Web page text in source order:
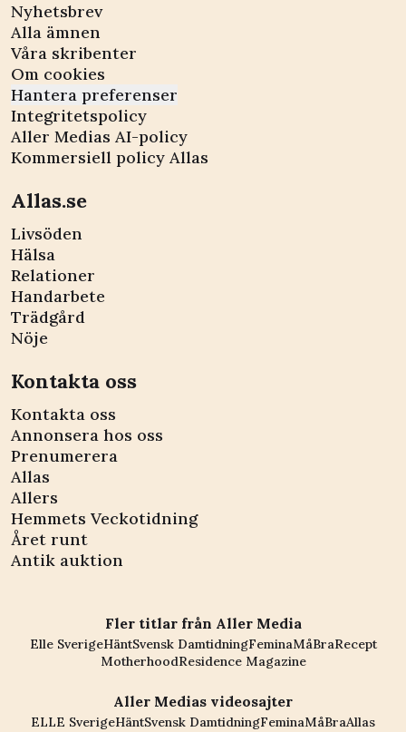
Nyhetsbrev
Alla ämnen
Våra skribenter
Om cookies
Hantera preferenser
Integritetspolicy
Aller Medias AI-policy
Kommersiell policy Allas
Allas.se
Livsöden
Hälsa
Relationer
Handarbete
Trädgård
Nöje
Kontakta oss
Kontakta oss
Annonsera hos oss
Prenumerera
Allas
Allers
Hemmets Veckotidning
Året runt
Antik auktion
Fler titlar från Aller Media
Elle SverigeHäntSvensk DamtidningFeminaMåBraRecept
MotherhoodResidence Magazine
Aller Medias videosajter
ELLE SverigeHäntSvensk DamtidningFeminaMåBraAllas